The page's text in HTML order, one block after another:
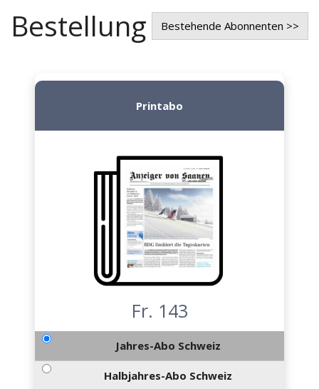
Bestellung Bestehende Abonnenten >>
Printabo
Fr. 143
Jahres-Abo Schweiz
Halbjahres-Abo Schweiz